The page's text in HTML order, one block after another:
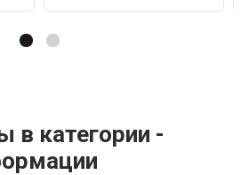
в категории -